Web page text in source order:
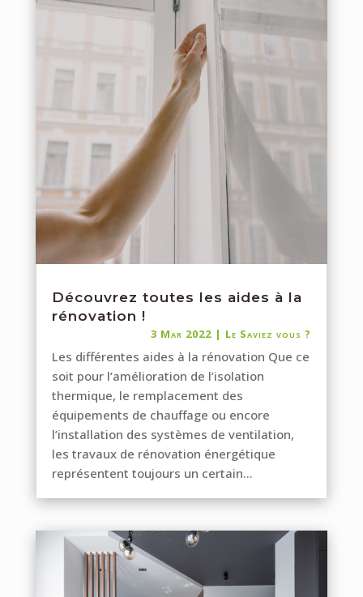
Découvrez toutes les aides à la
rénovation !
3 Mar 2022 | Le Saviez vous ?
Les différentes aides à la rénovation Que ce
soit pour l’amélioration de l’isolation
thermique, le remplacement des
équipements de chauffage ou encore
l’installation des systèmes de ventilation,
les travaux de rénovation énergétique
représentent toujours un certain...